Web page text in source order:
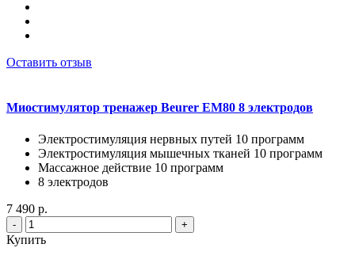
Оставить отзыв
Миостимулятор тренажер Beurer EM80 8 электродов
Электростимуляция нервных путей 10 программ
Электростимуляция мышечных тканей 10 программ
Массажное действие 10 программ
8 электродов
7 490 р.
- +
Купить